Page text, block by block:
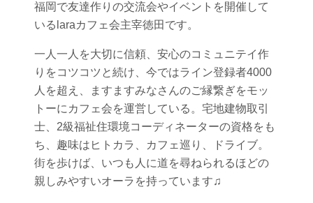
福岡で友達作りの交流会やイベントを開催して
いるlaraカフェ会主宰徳田です。
一人一人を大切に信頼、安心のコミュニテイ作
りをコツコツと続け、今ではライン登録者4000
人を超え、ますますみなさんのご縁繋ぎをモッ
トーにカフェ会を運営している。宅地建物取引
士、2級福祉住環境コーディネーターの資格をも
ち、趣味はヒトカラ、カフェ巡り、ドライブ。
街を歩けば、いつも人に道を尋ねられるほどの
親しみやすいオーラを持っています♫